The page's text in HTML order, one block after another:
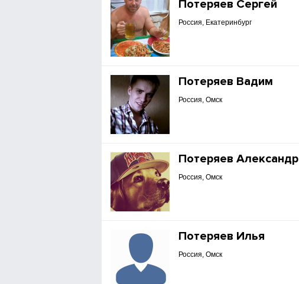
Потеряев Сергей
Россия, Екатеринбург
Потеряев Вадим
Россия, Омск
Потеряев Александр
Россия, Омск
Потеряев Илья
Россия, Омск